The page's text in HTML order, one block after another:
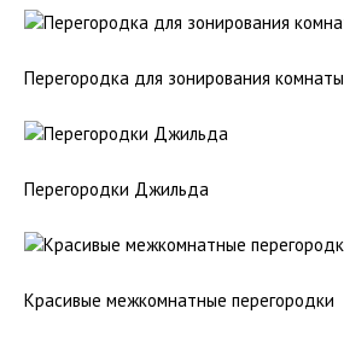
Перегородка для зонирования комнаты
Перегородки Джильда
Красивые межкомнатные перегородки